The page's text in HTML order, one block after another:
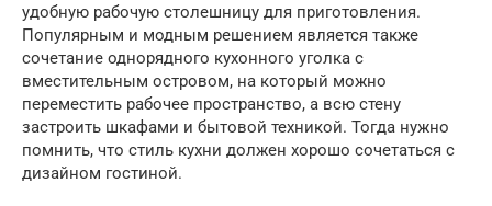
удобную рабочую столешницу для приготовления.
Популярным и модным решением является также
сочетание однорядного кухонного уголка с
вместительным островом, на который можно
переместить рабочее пространство, а всю стену
застроить шкафами и бытовой техникой. Тогда нужно
помнить, что стиль кухни должен хорошо сочетаться с
дизайном гостиной.